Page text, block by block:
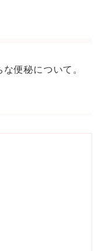
便秘について。